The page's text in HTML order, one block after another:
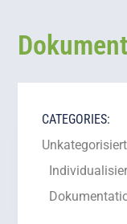
CATEGORIES:
Unkategorisiert